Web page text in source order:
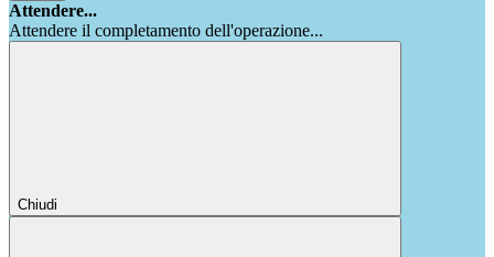
Attendere...
Attendere il completamento dell'operazione...
Chiudi